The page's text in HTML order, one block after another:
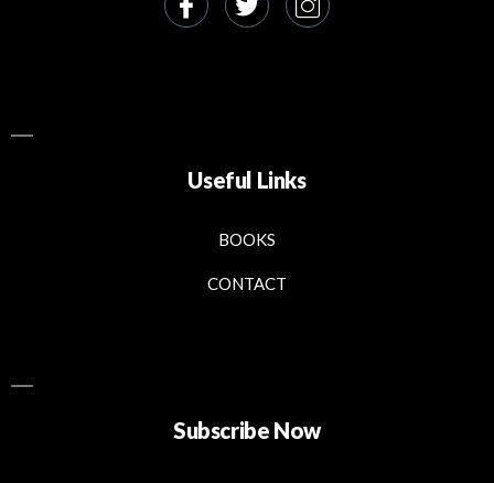
Useful Links
BOOKS
CONTACT
Subscribe Now